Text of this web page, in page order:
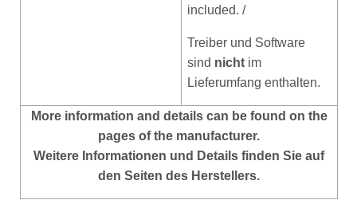
included. /
Treiber und Software
sind nicht im
Lieferumfang enthalten.
Moreinformation and details can be found on the
pages of the manufacturer.
Weitere Informationen und Details finden Sie auf
den Seiten des Herstellers.